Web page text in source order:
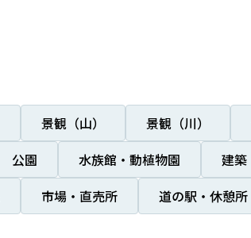
景観（山） 景観（川）
公園 水族館・動植物園 建築
市場・直売所 道の駅・休憩所